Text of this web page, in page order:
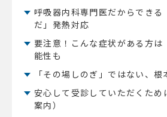
呼吸器内科専門医だからできる
だ」発熱対応
要注意！こんな症状がある方は
能性も
「その場しのぎ」ではない、
安心して受診していただくため
案内）